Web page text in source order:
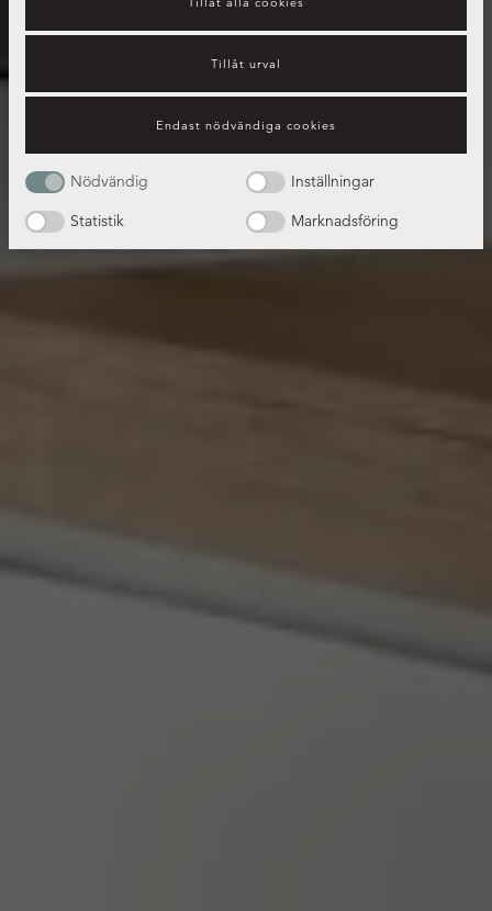
Tillåt urval
Endast nödvändiga cookies
Nödvändig
Inställningar
Statistik
Marknadsföring